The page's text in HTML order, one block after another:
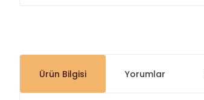
Ürün Bilgisi Yorumlar